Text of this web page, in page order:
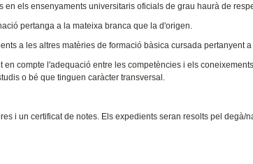
els ensenyaments universitaris oficials de grau haurà de
pertanga a la mateixa branca que la d'origen.
a les altres matèries de formació bàsica cursada pertanyent
compte l'adequació entre les competències i els
o bé que tinguen caràcter transversal.
i un certificat de notes. Els expedients seran resolts pel degà/